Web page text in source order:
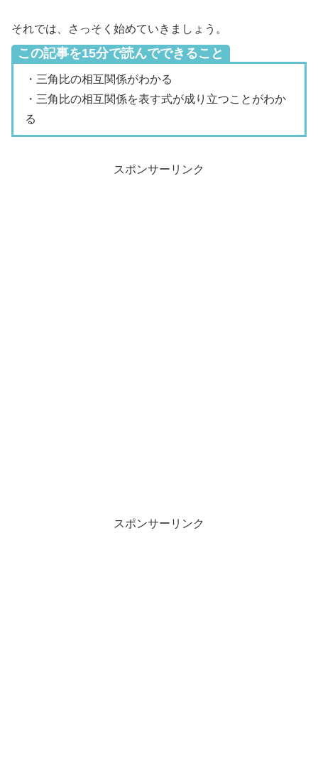
それでは、さっそく始めていきましょう。
この記事を15分で読んでできること
・三角比の相互関係がわかる
・三角比の相互関係を表す式が成り立つことがわか
る
スポンサーリンク
スポンサーリンク